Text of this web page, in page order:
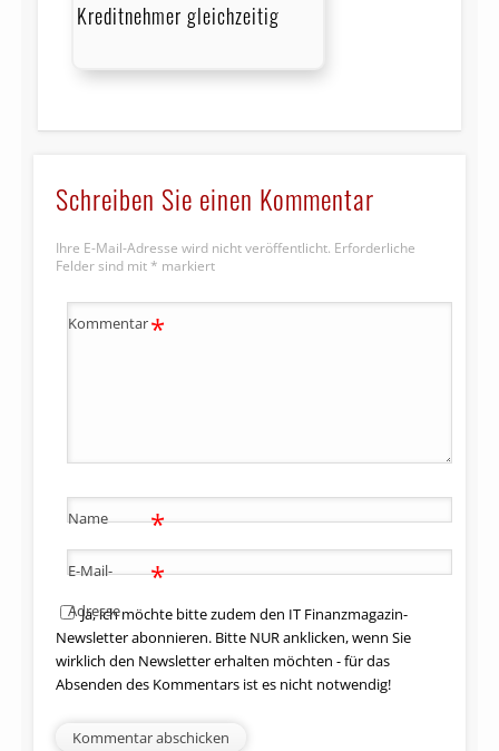
Kreditnehmer gleichzeitig
Schreiben Sie einen Kommentar
Ihre E-Mail-Adresse wird nicht veröffentlicht. Erforderliche
Felder sind mit * markiert
Kommentar*
Name *
E-Mail-
Adresse
*
Ja, ich möchte bitte zudem den IT Finanzmagazin-
Newsletter abonnieren. Bitte NUR anklicken, wenn Sie
wirklich den Newsletter erhalten möchten - für das
Absenden des Kommentars ist es nicht notwendig!